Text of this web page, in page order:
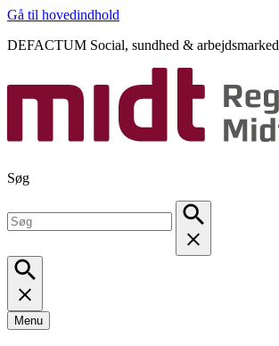
Gå til hovedindhold
DEFACTUM Social, sundhed & arbejdsmarked
Søg
Menu